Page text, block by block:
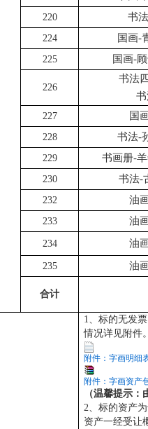
220 书
224 国画-
225 国画-
226
书法
227 国
228 书法-
229 书画册-
230 书法-
232 油
233 油
234 油
235 油
合计
1、标的无发
情况详见附件
附件：字画明细
附件：字画资产
（温馨提示
2、标的资产
资产一经受让